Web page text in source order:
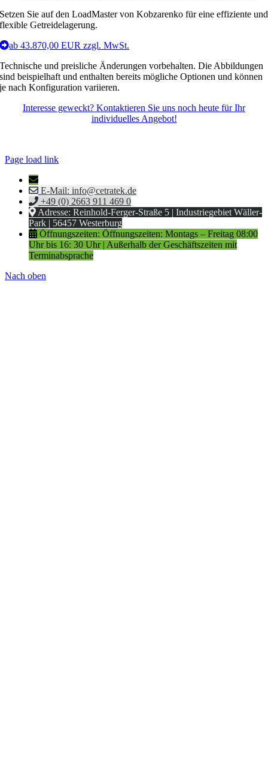
Setzen Sie auf den LoadMaster von Kobzarenko für eine effiziente und
flexible Getreidelagerung.
ab 43.870,00 EUR zzgl. MwSt.
Technische und preisliche Änderungen vorbehalten. Die Abbildungen
sind beispielhaft und enthalten bereits mögliche Optionen und können
je nach Konfiguration variieren.
Interesse geweckt? Kontaktieren Sie uns noch heute für Ihr
individuelles Angebot!
Page load link
E-Mail: info@cetratek.de
+49 (0) 2663 911 469 0
Adresse: Reinhold-Ferger-Straße 5 | Industriegebiet Wäller-
Park | 56457 Westerburg
Öffnungszeiten: Öffnungszeiten: Montags – Freitag 08:00
Uhr bis 16: 30 Uhr | Außerhalb der Geschäftszeiten mit
Terminabsprache
Nach oben